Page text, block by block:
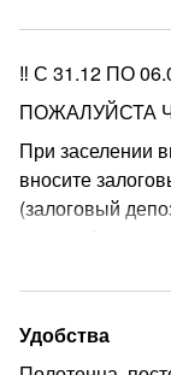
‼️ С 31.12 ПО
ПОЖАЛУЙСТА
При заселении
вносите
(залоговый
✅
Удобства